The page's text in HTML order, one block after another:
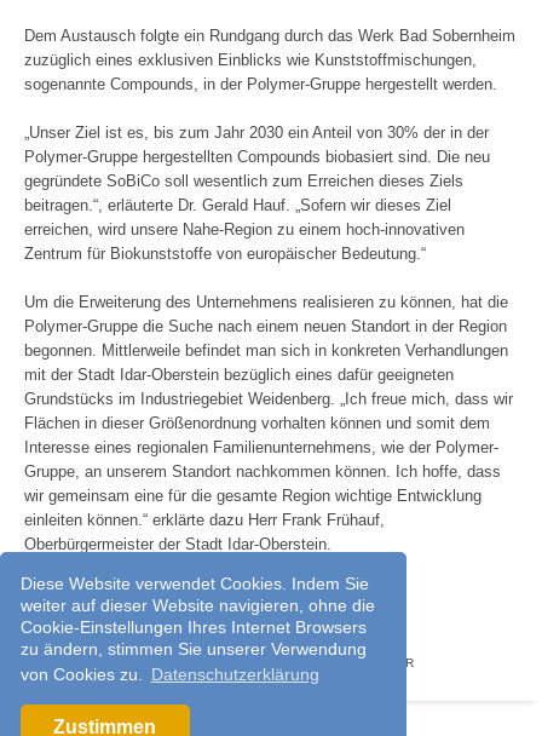
Diese Website verwendet Cookies. Indem Sie
weiter auf dieser Website navigieren, ohne die
Cookie-Einstellungen Ihres Internet Browsers
zu ändern, stimmen Sie unserer Verwendung
von Cookies zu.
Datenschutzerklärung
Zustimmen
Dem Austausch folgte ein Rundgang durch das Werk Bad Sobernheim
zuzüglich eines exklusiven Einblicks wie Kunststoffmischungen,
sogenannte Compounds, in der Polymer-Gruppe hergestellt werden.
„Unser Ziel ist es, bis zum Jahr 2030 ein Anteil von 30% der in der
Polymer-Gruppe hergestellten Compounds biobasiert sind. Die neu
gegründete SoBiCo soll wesentlich zum Erreichen dieses Ziels
beitragen.“, erläuterte Dr. Gerald Hauf. „Sofern wir dieses Ziel
erreichen, wird unsere Nahe-Region zu einem hoch-innovativen
Zentrum für Biokunststoffe von europäischer Bedeutung.“
Um die Erweiterung des Unternehmens realisieren zu können, hat die
Polymer-Gruppe die Suche nach einem neuen Standort in der Region
begonnen. Mittlerweile befindet man sich in konkreten Verhandlungen
mit der Stadt Idar-Oberstein bezüglich eines dafür geeigneten
Grundstücks im Industriegebiet Weidenberg. „Ich freue mich, dass wir
Flächen in dieser Größenordnung vorhalten können und somit dem
Interesse eines regionalen Familienunternehmens, wie der Polymer-
Gruppe, an unserem Standort nachkommen können. Ich hoffe, dass
wir gemeinsam eine für die gesamte Region wichtige Entwicklung
einleiten können.“ erklärte dazu Herr Frank Frühauf,
Oberbürgermeister der Stadt Idar-Oberstein.
Zurück
HINWEISGEBER